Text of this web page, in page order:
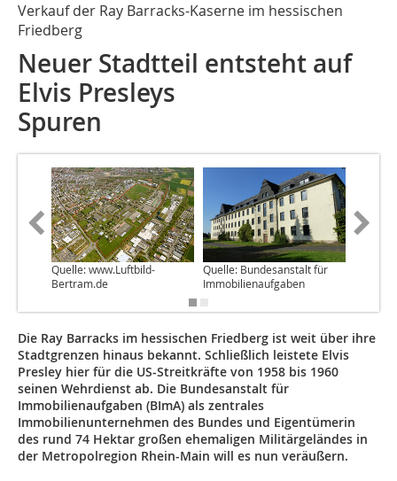
Verkauf der Ray Barracks-Kaserne im hessischen
Friedberg
Neuer Stadtteil entsteht auf
Elvis Presleys
Spuren
Quelle: www.Luftbild-
Bertram.de
Quelle: Bundesanstalt für
Immobilienaufgaben
Die Ray Barracks im hessischen Friedberg ist weit über ihre
Stadtgrenzen hinaus bekannt. Schließlich leistete Elvis
Presley hier für die US-Streitkräfte von 1958 bis 1960
seinen Wehrdienst ab. Die Bundesanstalt für
Immobilienaufgaben (BImA) als zentrales
Immobilienunternehmen des Bundes und Eigentümerin
des rund 74 Hektar großen ehemaligen Militärgeländes in
der Metropolregion Rhein-Main will es nun veräußern.